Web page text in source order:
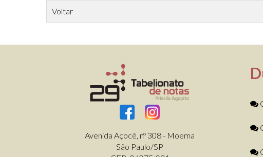
Voltar
Avenida Açocê, nº 308 - Moema
São Paulo/SP